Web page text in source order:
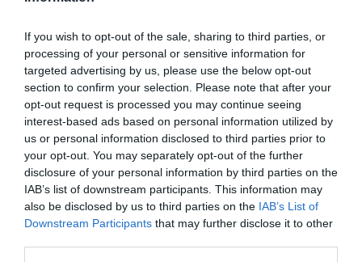
If you wish to opt-out of the sale, sharing to third parties, or
processing of your personal or sensitive information for
targeted advertising by us, please use the below opt-out
section to confirm your selection. Please note that after your
opt-out request is processed you may continue seeing
interest-based ads based on personal information utilized by
us or personal information disclosed to third parties prior to
your opt-out. You may separately opt-out of the further
disclosure of your personal information by third parties on the
IAB’s list of downstream participants. This information may
also be disclosed by us to third parties on the IAB’s List of
Downstream Participants that may further disclose it to other